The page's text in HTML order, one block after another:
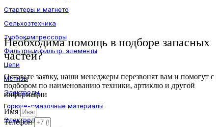
Стартеры и магнето
Сельхозтехника
Турбокомпрессоры
Фильтры и фильтр. элементы
Цепи
Метизы
Электроды
Горюче-смазочные материалы
Электролит
Необходима помощь в подборе запасных
частей?
Оставьте заявку, наши менеджеры перезвонят вам и помогут с
подбором по наименованию техники, артиклю и другой
информации
Имя
Телефон